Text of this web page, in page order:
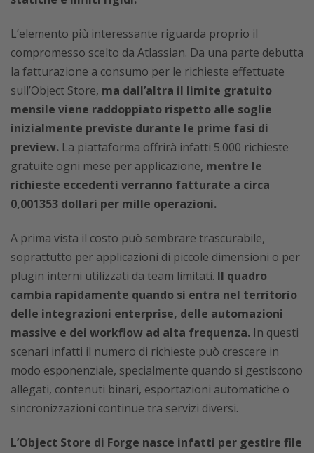
L’elemento più interessante riguarda proprio il
compromesso scelto da Atlassian. Da una parte debutta
la fatturazione a consumo per le richieste effettuate
sull’Object Store, ma dall’altra il limite gratuito
mensile viene raddoppiato rispetto alle soglie
inizialmente previste durante le prime fasi di
preview. La piattaforma offrirà infatti 5.000 richieste
gratuite ogni mese per applicazione, mentre le
richieste eccedenti verranno fatturate a circa
0,001353 dollari per mille operazioni.
A prima vista il costo può sembrare trascurabile,
soprattutto per applicazioni di piccole dimensioni o per
plugin interni utilizzati da team limitati. Il quadro
cambia rapidamente quando si entra nel territorio
delle integrazioni enterprise, delle automazioni
massive e dei workflow ad alta frequenza. In questi
scenari infatti il numero di richieste può crescere in
modo esponenziale, specialmente quando si gestiscono
allegati, contenuti binari, esportazioni automatiche o
sincronizzazioni continue tra servizi diversi.
L’Object Store di Forge nasce infatti per gestire file